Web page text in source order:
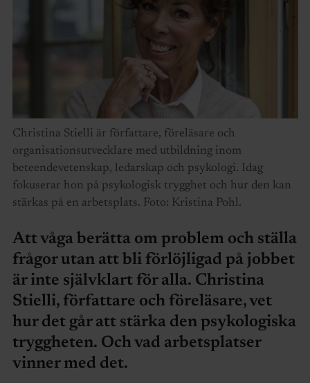
Christina Stielli är författare, föreläsare och
organisationsutvecklare med utbildning inom
beteendevetenskap, ledarskap och psykologi. Idag
fokuserar hon på psykologisk trygghet och hur den kan
stärkas på en arbetsplats. Foto: Kristina Pohl.
Att våga berätta om problem och ställa
frågor utan att bli förlöjligad på jobbet
är inte självklart för alla. Christina
Stielli, författare och föreläsare, vet
hur det går att stärka den psykologiska
tryggheten. Och vad arbetsplatser
vinner med det.